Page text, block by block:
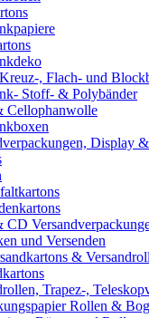
, Flach- und
Stoff- & Polybänder
Cellophanwolle
Display
und Versenden
&
Trapez-,
Rollen &